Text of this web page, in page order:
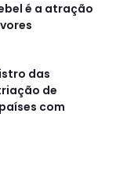
é a atração
das
de
com